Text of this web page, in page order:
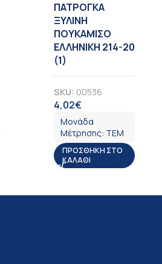
ΠΑΤΡΟΓΚΑ
ΞΥΛΙΝΗ
ΠΟΥΚΑΜΙΣΟ
ΕΛΛΗΝΙΚΗ 214-20
(1)
SKU: 00536
4,02€
Μονάδα
Μέτρησης: ΤΕΜ
ΠΡΟΣΘΉΚΗ ΣΤΟ
ΚΑΛΆΘΙ